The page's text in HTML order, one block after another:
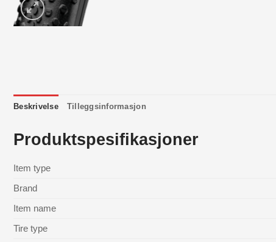
Beskrivelse Tilleggsinformasjon
Produktspesifikasjoner
Item type
Brand
Item name
Tire type